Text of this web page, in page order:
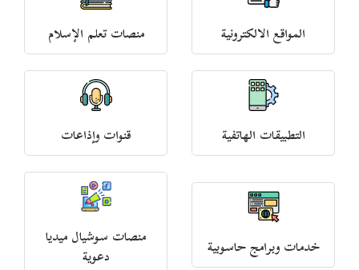
المواقع الالكترونية منصات تعلم الإسلام
التطبيقات الهاتفية قنوات وإذاعات
خدمات وبرامج حاسوبية
منصات سوشيال ميديا
دعوية